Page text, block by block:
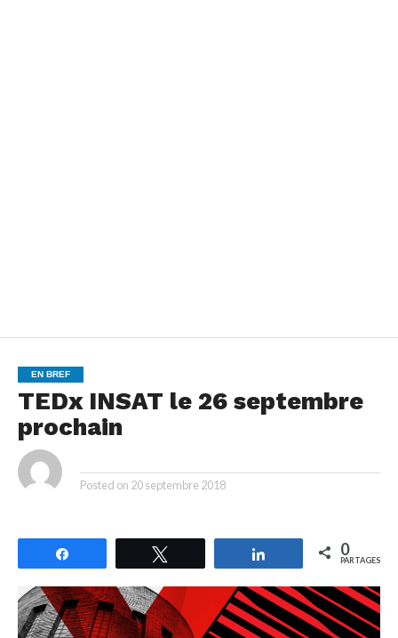
EN BREF
TEDx INSAT le 26 septembre
prochain
Posted on 20 septembre 2018
Partagez 0
PARTAGES